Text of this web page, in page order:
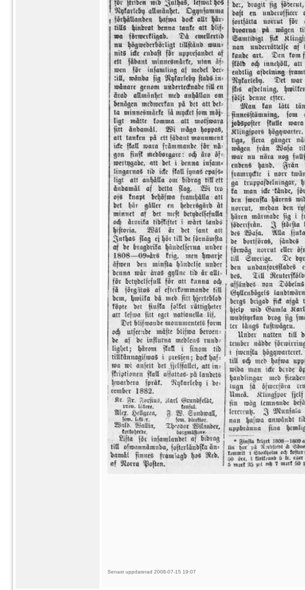
Senast uppdaterad 2008-07-15 19:07